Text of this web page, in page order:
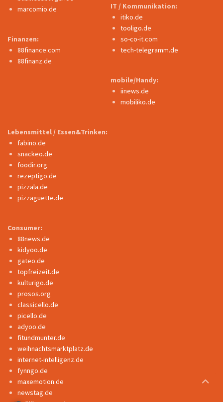
marcomio.de
Finanzen:
88finance.com
88finanz.de
IT / Kommunikation:
itiko.de
tooligo.de
so-co-it.com
tech-telegramm.de
mobile/Handy:
iinews.de
mobiliko.de
Lebensmittel / Essen&Trinken:
fabino.de
snackeo.de
foodir.org
rezeptigo.de
pizzala.de
pizzaguette.de
Consumer:
88news.de
kidyoo.de
gateo.de
topfreizeit.de
kulturigo.de
prosos.org
classicello.de
picello.de
adyoo.de
fitundmunter.de
weihnachtsmarktplatz.de
internet-intelligenz.de
fynngo.de
maxemotion.de
newstag.de